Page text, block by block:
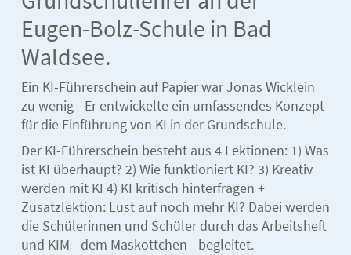
Eugen-Bolz-Schule in Bad
Waldsee.
Ein KI-Führerschein auf Papier war Jonas Wicklein
zu wenig - Er entwickelte ein umfassendes Konzept
für die Einführung von KI in der Grundschule.
Der KI-Führerschein besteht aus 4 Lektionen: 1) Was
ist KI überhaupt? 2) Wie funktioniert KI? 3) Kreativ
werden mit KI 4) KI kritisch hinterfragen +
Zusatzlektion: Lust auf noch mehr KI? Dabei werden
die Schülerinnen und Schüler durch das Arbeitsheft
und KIM - dem Maskottchen - begleitet.